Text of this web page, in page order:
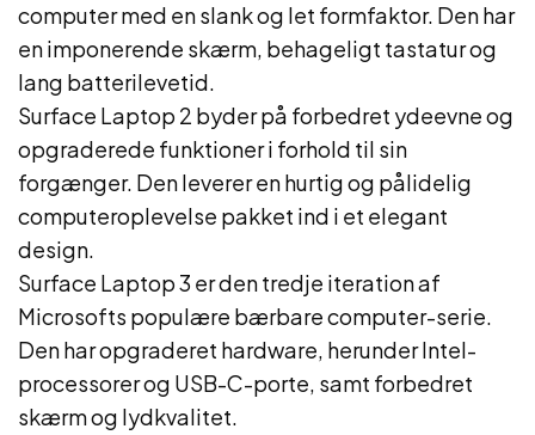
computer med en slank og let formfaktor. Den har
en imponerende skærm, behageligt tastatur og
lang batterilevetid.
Surface Laptop 2 byder på forbedret ydeevne og
opgraderede funktioner i forhold til sin
forgænger. Den leverer en hurtig og pålidelig
computeroplevelse pakket ind i et elegant
design.
Surface Laptop 3 er den tredje iteration af
Microsofts populære bærbare computer-serie.
Den har opgraderet hardware, herunder Intel-
processorer og USB-C-porte, samt forbedret
skærm og lydkvalitet.